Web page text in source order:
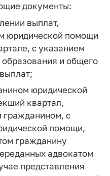
документы:
выплат,
юридической помощи
с указанием
образования и общего
юридической
квартал,
гражданином, с
помощи,
гражданину
адвокатом
представления